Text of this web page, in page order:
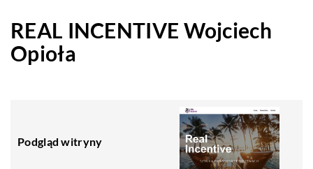
REAL INCENTIVE Wojciech
Opioła
Podgląd witryny